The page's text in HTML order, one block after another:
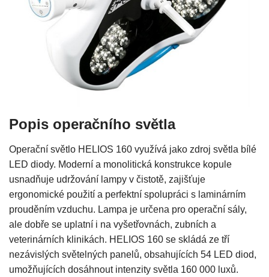
Popis operačního světla
Operační světlo HELIOS 160 využívá jako zdroj světla bílé
LED diody. Moderní a monolitická konstrukce kopule
usnadňuje udržování lampy v čistotě, zajišťuje
ergonomické použití a perfektní spolupráci s laminárním
prouděním vzduchu. Lampa je určena pro operační sály,
ale dobře se uplatní i na vyšetřovnách, zubních a
veterinárních klinikách. HELIOS 160 se skládá ze tří
nezávislých světelných panelů, obsahujících 54 LED diod,
umožňujících dosáhnout intenzity světla 160 000 luxů.